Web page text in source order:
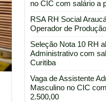
no CIC com salário a
RSA RH Social
Operador de
Seleção Nota 10 RH
Administrativo com
Curitiba
Vaga de Assistente
Masculino no CIC
2.500,00